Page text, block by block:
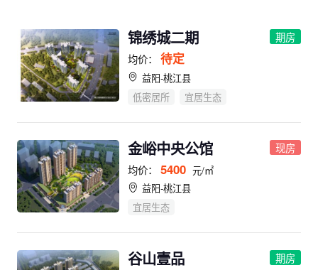
锦绣城二期
均价： 待定
益阳-桃江县
低密居所
宜居生态
期房
金峪中央公馆
均价： 5400 元/㎡
益阳-桃江县
宜居生态
现房
谷山壹品 期房